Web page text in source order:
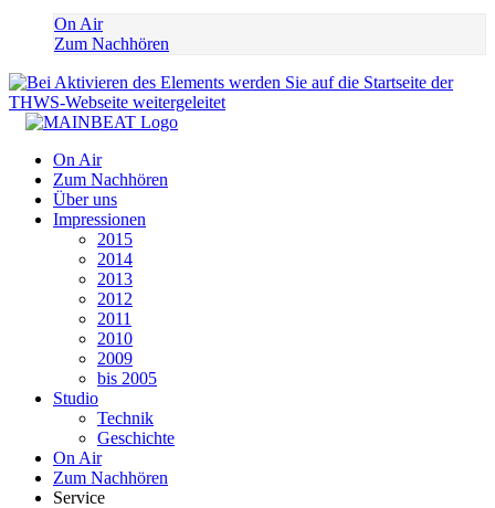
On Air
Zum Nachhören
On Air
Zum Nachhören
Über uns
Impressionen
2015
2014
2013
2012
2011
2010
2009
bis 2005
Studio
Technik
Geschichte
On Air
Zum Nachhören
Service